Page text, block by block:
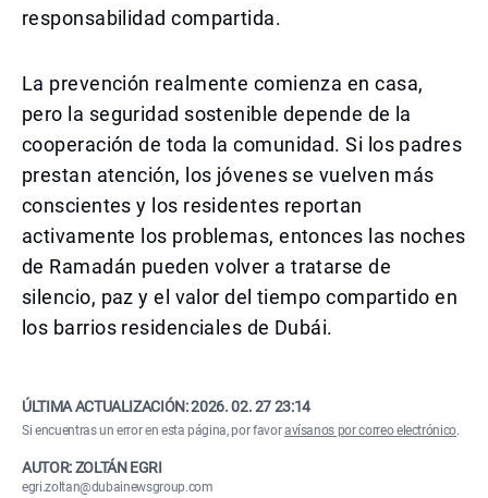
responsabilidad compartida.
La prevención realmente comienza en casa,
pero la seguridad sostenible depende de la
cooperación de toda la comunidad. Si los padres
prestan atención, los jóvenes se vuelven más
conscientes y los residentes reportan
activamente los problemas, entonces las noches
de Ramadán pueden volver a tratarse de
silencio, paz y el valor del tiempo compartido en
los barrios residenciales de Dubái.
ÚLTIMA ACTUALIZACIÓN:2026. 02. 27 23:14
Si encuentras un error en esta página, por favoravísanos por correo electrónico.
AUTOR: ZOLTÁN EGRI
egri.zoltan@dubainewsgroup.com